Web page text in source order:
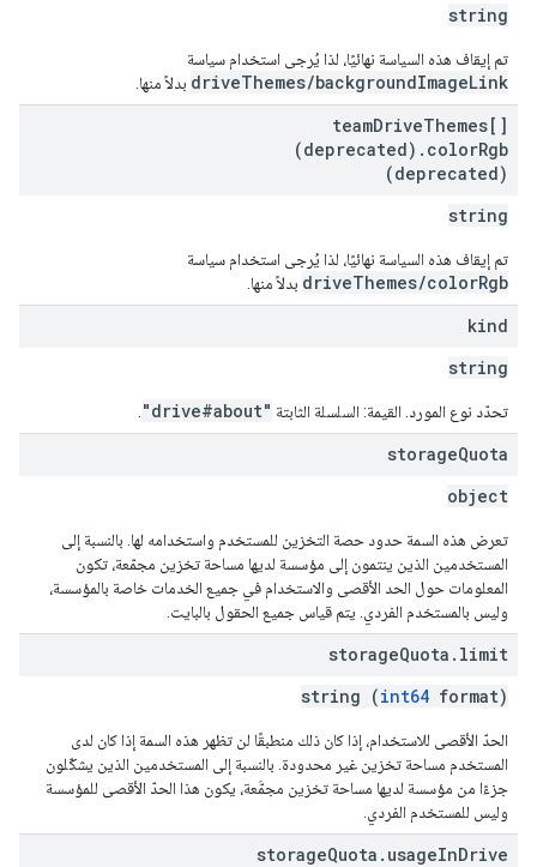
string
تم إيقاف هذه السياسة نهائيًا، لذا يُرجى استخدام سياسة
driveThemes/backgroundImageLink بدلاً منها.
teamDriveThemes[]
(deprecated) . colorRgb
(deprecated)
string
تم إيقاف هذه السياسة نهائيًا، لذا يُرجى استخدام سياسة
driveThemes/colorRgb بدلاً منها.
kind
string
تحدّد نوع المورد. القيمة: السلسلة الثابتة "drive#about"
storageQuota
object
تعرض هذه السمة حدود حصة التخزين للمستخدم واستخدامه لها. بالنسبة إلى
المستخدمين الذين ينتمون إلى مؤسسة لديها مساحة تخزين مجمّعة، تكون
المعلومات حول الحد الأقصى والاستخدام في جميع الخدمات خاصة بالمؤسسة،
وليس بالمستخدم الفردي. يتم قياس جميع الحقول بالبايت.
storageQuota . limit
string (int64 format)
الحدّ الأقصى للاستخدام، إذا كان ذلك منطبقًا لن تظهر هذه السمة إذا كان لدى
المستخدم مساحة تخزين غير محدودة. بالنسبة إلى المستخدمين الذين يشكّلون
جزءًا من مؤسسة لديها مساحة تخزين مجمَّعة، يكون هذا الحدّ الأقصى للمؤسسة
وليس للمستخدم الفردي.
storageQuota . usageInDrive